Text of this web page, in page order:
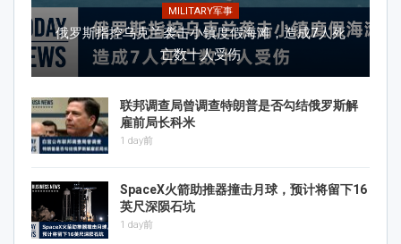
MILITARY军事
俄罗斯指控乌克兰袭击小镇度假海滩，造成7人死
亡数十人受伤
联邦调查局曾调查特朗普是否勾结俄罗斯解
雇前局长科米
1 day前
SpaceX火箭助推器撞击月球，预计将留下16
英尺深陨石坑
1 day前